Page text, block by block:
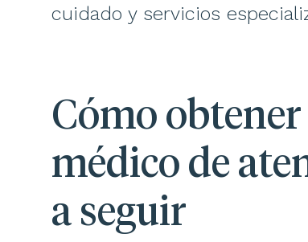
cuidado y servicios
Cómo
médico de
a seguir